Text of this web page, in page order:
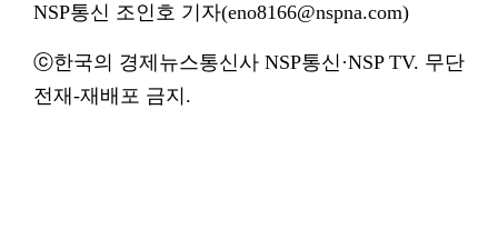
NSP통신 조인호 기자(eno8166@nspna.com)
ⓒ한국의 경제뉴스통신사 NSP통신·NSP TV. 무단
전재-재배포 금지.